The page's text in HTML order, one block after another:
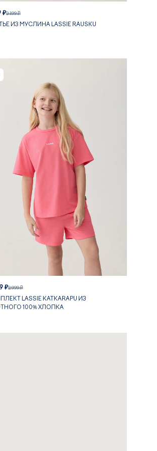
₽3 199 ₽
ИЗ МУСЛИНА LASSIE RAUSKU
₽2 999 ₽
LASSIE KATKARAPU ИЗ
100% ХЛОПКА